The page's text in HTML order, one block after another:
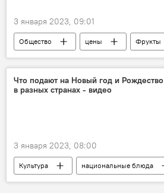
3 января 2023, 09:01
Общество цены
Фрукты
Ташкент
Что подают на Новый год и Рождество
в разных странах - видео
3 января 2023, 08:00
Культура национальные блюда